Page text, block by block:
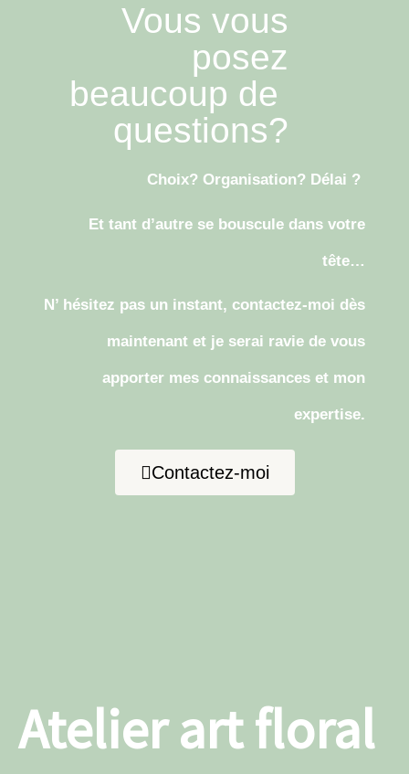
Vous vous
posez
beaucoup de
questions?
Choix? Organisation? Délai ?
Et tant d’autre se bouscule dans votre
tête…
N’ hésitez pas un instant, contactez-moi dès
maintenant et je serai ravie de vous
apporter mes connaissances et mon
expertise.
Contactez-moi
Atelier art floral